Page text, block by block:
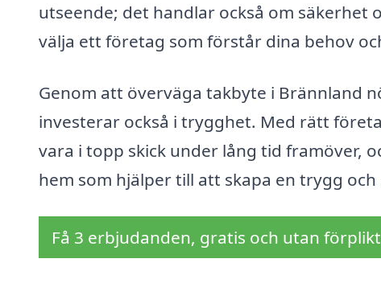
utseende; det handlar också om
välja ett företag som förstår dina behov
Genom att överväga takbyte i Brännland
investerar också i trygghet. Med rätt
vara i topp skick under lång tid framöver,
hem som hjälper till att skapa en trygg
Få 3 erbjudanden, gratis och utan